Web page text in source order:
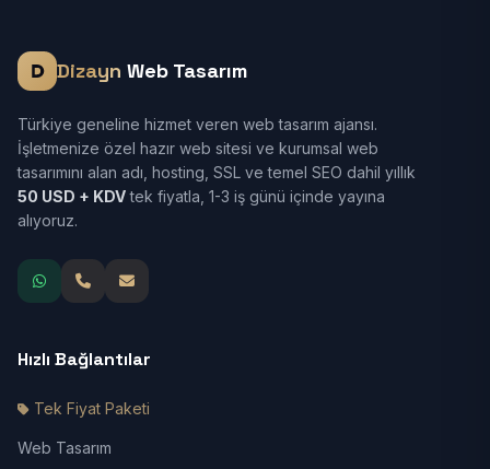
Dizayn Web Tasarım
Türkiye geneline hizmet veren web tasarım ajansı.
İşletmenize özel hazır web sitesi ve kurumsal web
tasarımını alan adı, hosting, SSL ve temel SEO dahil yıllık
50 USD + KDVtek fiyatla, 1-3 iş günü içinde yayına
alıyoruz.
Hızlı Bağlantılar
Tek Fiyat Paketi
Web Tasarım